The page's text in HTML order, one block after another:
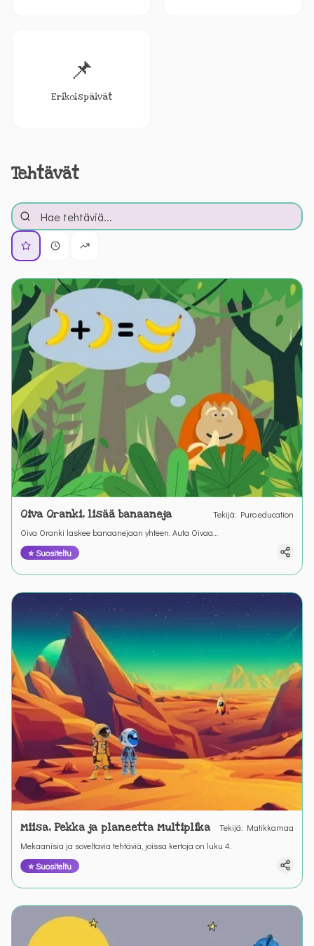
📌
Erikoispäivät
Tehtävät
Oiva Oranki, lisää banaaneja Tekijä: Puro.education
Oiva Oranki laskee banaanejaan yhteen. Auta Oivaa
matematiikkatarinassa ymmärtämään miten yhteenlasku toimii. &nbsp;
⭐ Suositeltu
Miisa, Pekka ja planeetta Multiplika Tekijä: Matikkamaa
Mekaanisia ja soveltavia tehtäviä, joissa kertoja on luku 4.
⭐ Suositeltu